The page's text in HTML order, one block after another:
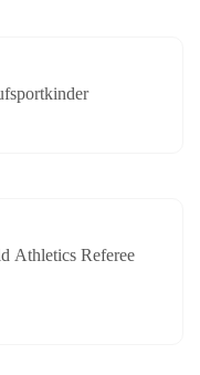
Athletics Referee